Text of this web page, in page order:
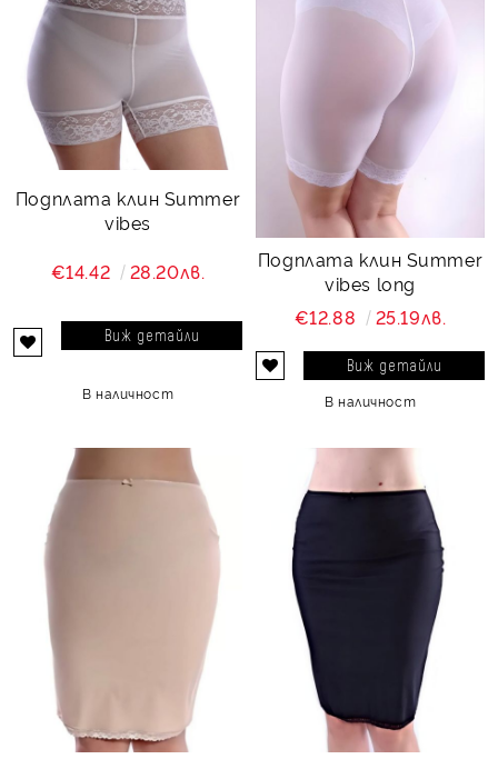
Подплата клин Summer
vibes
€14.42
28.20лв.
Виж детайли
В наличност
Подплата клин Summer
vibes long
€12.88
25.19лв.
Виж детайли
В наличност